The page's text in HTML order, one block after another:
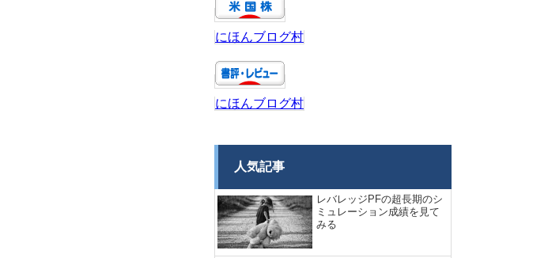
にほんブログ村
にほんブログ村
人気記事
レバレッジPFの超長期のシ
ミュレーション成績を見て
みる